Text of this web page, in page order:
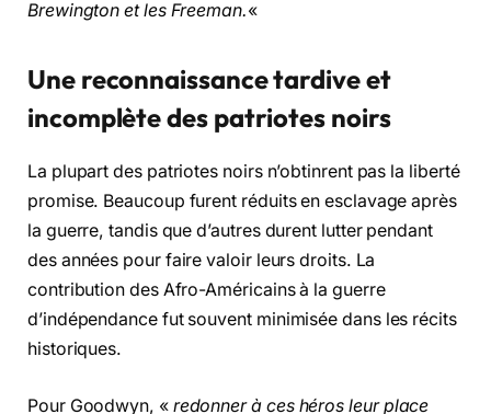
Brewington et les Freeman.«
Une reconnaissance tardive et
incomplète des patriotes noirs
La plupart des patriotes noirs n’obtinrent pas la liberté
promise. Beaucoup furent réduits en esclavage après
la guerre, tandis que d’autres durent lutter pendant
des années pour faire valoir leurs droits. La
contribution des Afro-Américains à la guerre
d’indépendance fut souvent minimisée dans les récits
historiques.
Pour Goodwyn, « redonner à ces héros leur place